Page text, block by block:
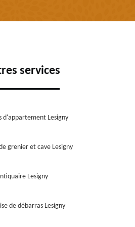
services
d'appartement Lesigny
grenier et cave Lesigny
Lesigny
de débarras Lesigny